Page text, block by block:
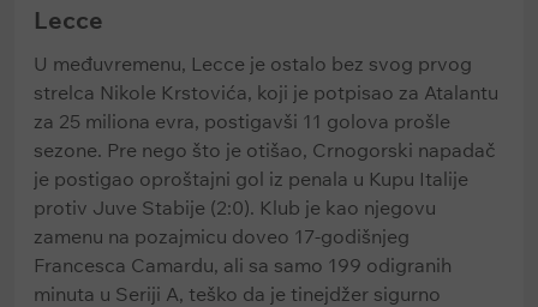
Lecce
U međuvremenu, Lecce je ostalo bez svog prvog
strelca Nikole Krstovića, koji je potpisao za Atalantu
za 25 miliona evra, postigavši 11 golova prošle
sezone. Pre nego što je otišao, Crnogorski napadač
je postigao oproštajni gol iz penala u Kupu Italije
protiv Juve Stabije (2:0). Klub je kao njegovu
zamenu na pozajmicu doveo 17-godišnjeg
Francesca Camardu, ali sa samo 199 odigranih
minuta u Seriji A, teško da je tinejdžer sigurno